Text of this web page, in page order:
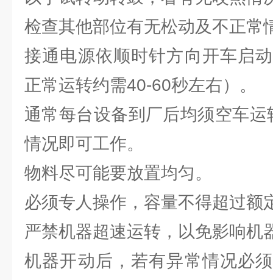
检查其他部位有无松动及不正常
接通电源依顺时针方向开车启
正常运转约需40-60秒左右）。
通常每台设备到厂后均须空车
情况即可工作。
物料尽可能要放置均匀。
必须专人操作，容量不得超过额
严禁机器超速运转，以免影响机
机器开动后，若有异常情况必